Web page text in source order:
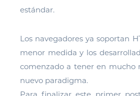
estándar.
Los navegadores ya soportan
menor medida y los
comenzado a tener en mucho
nuevo paradigma.